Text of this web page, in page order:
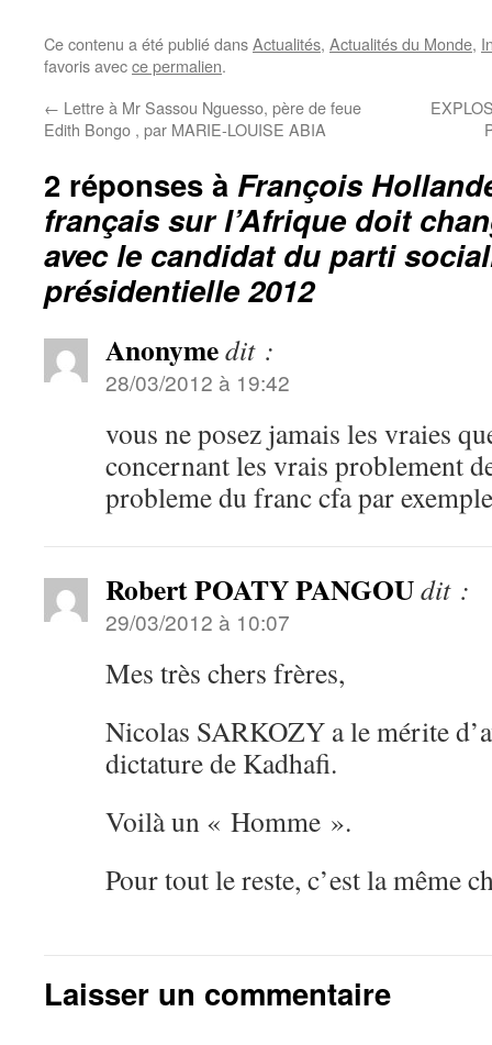
Ce contenu a été publié dansActualités, Actualités du Monde,
favoris avecce permalien.
← Lettre à Mr Sassou Nguesso, père de feue
Edith Bongo , par MARIE-LOUISE ABIA
2 réponses à François
français sur l’Afrique doit
avec le candidat du parti
présidentielle 2012
Anonymedit :
28/03/2012 à 19:42
vous ne posez jamais les vraies
concernant les vrais problement
probleme du franc cfa par
Robert POATY PANGOUdit :
29/03/2012 à 10:07
Mes très chers frères,
Nicolas SARKOZY a le mérite
dictature de Kadhafi.
Voilà un « Homme ».
Pour tout le reste, c’est la même
Laisser un commentaire